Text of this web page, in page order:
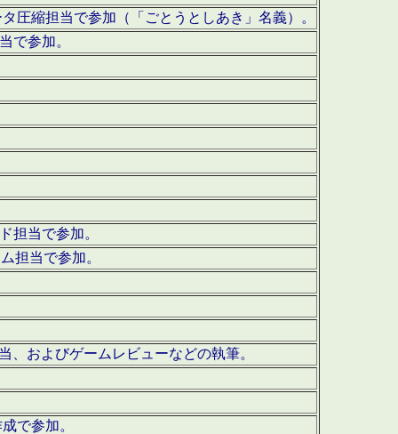
圧縮担当で参加（「ごとうとしあき」名義）。
で参加。
担当で参加。
担当で参加。
、およびゲームレビューなどの執筆。
で参加。